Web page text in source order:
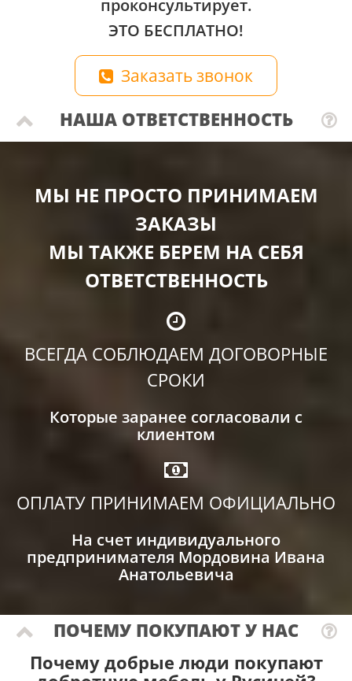
проконсультирует.
ЭТО БЕСПЛАТНО!
Заказать звонок
НАША ОТВЕТСТВЕННОСТЬ
МЫ НЕ ПРОСТО ПРИНИМАЕМ
ЗАКАЗЫ
МЫ ТАКЖЕ БЕРЕМ НА СЕБЯ
ОТВЕТСТВЕННОСТЬ
ВСЕГДА СОБЛЮДАЕМ ДОГОВОРНЫЕ
СРОКИ
Которые заранее согласовали с
клиентом
ОПЛАТУ ПРИНИМАЕМ ОФИЦИАЛЬНО
На счет индивидуального
предпринимателя Мордовина Ивана
Анатольевича
ПОЧЕМУ ПОКУПАЮТ У НАС
Почему добрые люди покупают